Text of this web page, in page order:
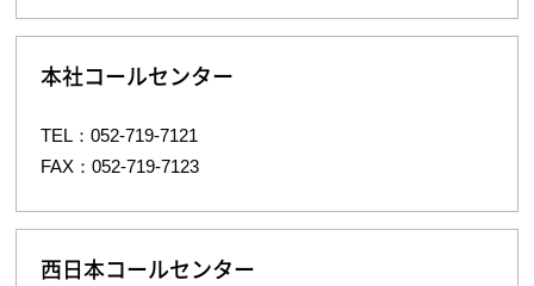
本社コールセンター
TEL：052-719-7121
FAX：052-719-7123
西日本コールセンター